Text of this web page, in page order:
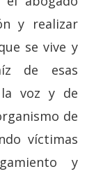
y realizar
se vive y
de esas
la voz y de
de
víctimas
y